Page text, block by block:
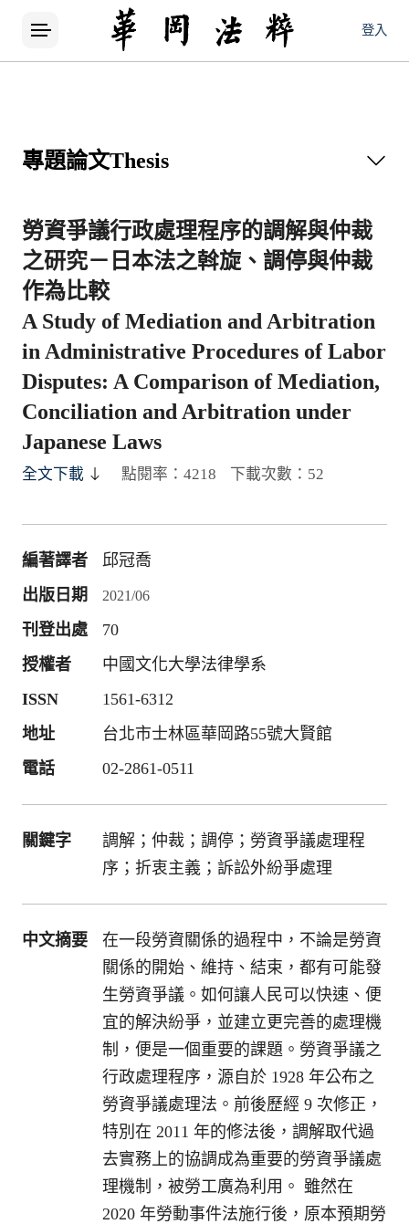
登入
專題論文Thesis
勞資爭議行政處理程序的調解與仲裁
之研究－日本法之斡旋、調停與仲裁
作為比較
A Study of Mediation and Arbitration
in Administrative Procedures of Labor
Disputes: A Comparison of Mediation,
Conciliation and Arbitration under
Japanese Laws
全文下載 點閱率：4218 下載次數：52
編著譯者
邱冠喬
出版日期
2021/06
刊登出處
70
授權者
中國文化大學法律學系
ISSN
1561-6312
地址
台北市士林區華岡路55號大賢館
電話
02-2861-0511
關鍵字
調解；仲裁；調停；勞資爭議處理程
序；折衷主義；訴訟外紛爭處理
中文摘要
在一段勞資關係的過程中，不論是勞資
關係的開始、維持、結束，都有可能發
生勞資爭議。如何讓人民可以快速、便
宜的解決紛爭，並建立更完善的處理機
制，便是一個重要的課題。勞資爭議之
行政處理程序，源自於 1928 年公布之
勞資爭議處理法。前後歷經 9 次修正，
特別在 2011 年的修法後，調解取代過
去實務上的協調成為重要的勞資爭議處
理機制，被勞工廣為利用。 雖然在
2020 年勞動事件法施行後，原本預期勞